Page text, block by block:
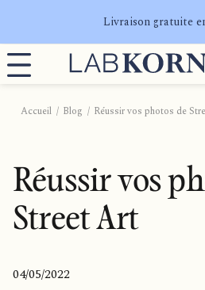
Livraison gratuite
Accueil Blog Réussir vos photos de
Réussir vos
Street Art
04/05/2022